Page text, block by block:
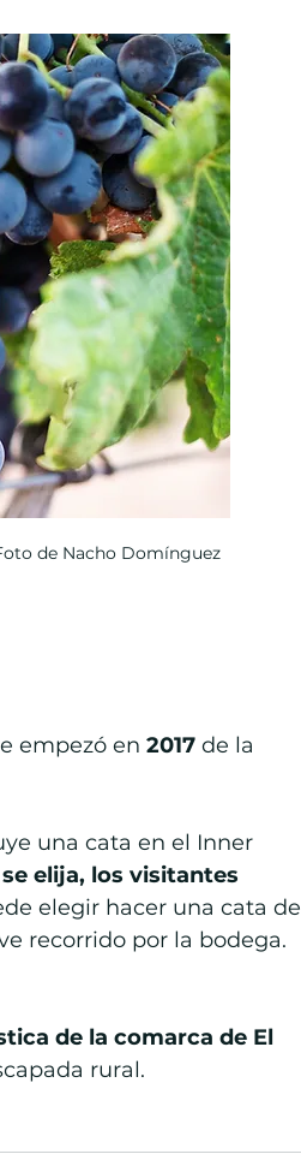
de Nacho Domínguez
empezó en 2017 de la
una cata en el Inner
elija, los visitantes
elegir hacer una cata de
recorrido por la bodega.
de la comarca de El
rural.